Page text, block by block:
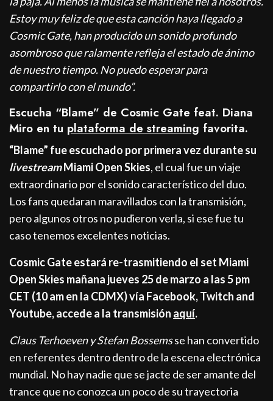
Estoy muy feliz de que esta canción haya llegado a
Cosmic Gate, han producido un sonido profundo
asombroso que ralamente refleja el estado de ánimo
de nuestro tiempo. No puedo esperar para
compartirlo con el mundo”.
Escucha “Blame” de Cosmic Gate feat. Diana
Miro en tu plataforma de streaming favorita.
“Blame” fue escuchado por primera vez durante su
livestreamMiami Open Skies, el cual fue un viaje
extraordinario por el sonido característico del duo.
Los fans quedaran maravillados con la transmisión,
pero algunos otros no pudieron verla, si ese fue tu
caso tenemos excelentes noticias.
Cosmic Gate estará re-trasmitiendo el set Miami
Open Skies mañana jueves 25 de marzo a las 5 pm
CET (10 am en la CDMX) vía Facebook, Twitch and
Youtube, accede a la transmisión aquí.
Claus Terhoeven y Stefan Bossemsse han convertido
en referentes dentro dentro de la escena electrónica
mundial. No hay nadie que se jacte de ser amante del
trance que no conozca un poco de su trayectoria